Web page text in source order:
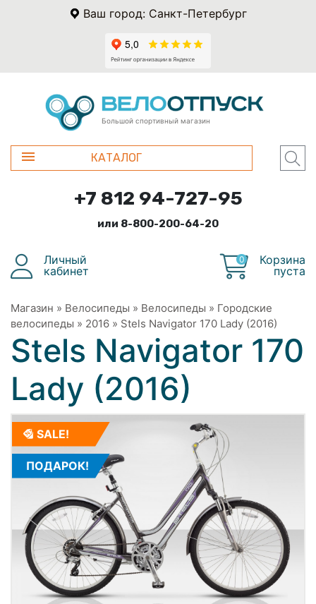
Ваш город: Санкт-Петербург
Большой спортивный магазин
КАТАЛОГ
+7 812 94-727-95
или 8-800-200-64-20
Личный
кабинет
0
Корзина
пуста
Магазин » Велосипеды » Велосипеды » Городские
велосипеды » 2016 » Stels Navigator 170 Lady (2016)
Stels Navigator 170
Lady (2016)
SALE!
ПОДАРОК!